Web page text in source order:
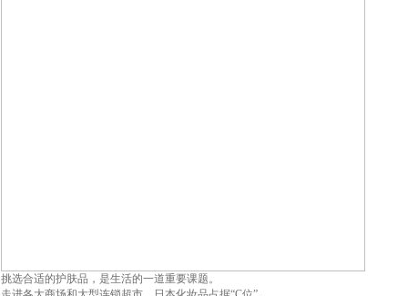
挑选合适的护肤品，是生活的一道重要课题。